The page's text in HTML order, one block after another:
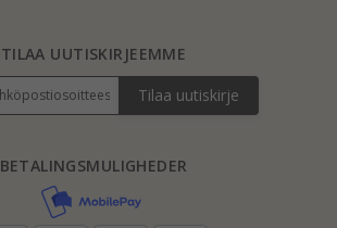
BETALINGSMULIGHEDER
TILAA UUTISKIRJEEMME
Tilaa uutiskirje